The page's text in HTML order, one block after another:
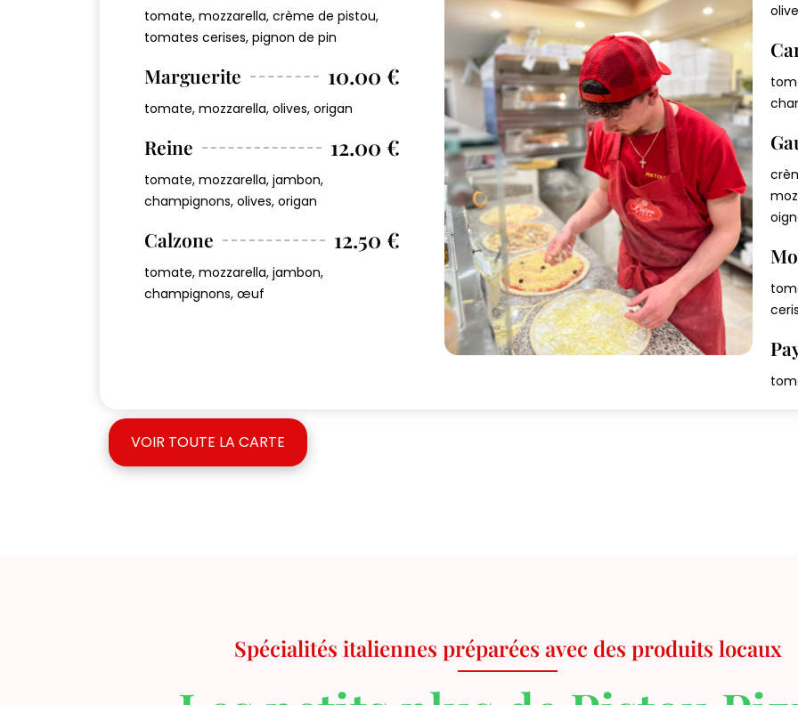
tomate, mozzarella, crème de pistou,
tomates cerises, pignon de pin
Marguerite 10.00 €
tomate, mozzarella, olives, origan
Reine 12.00 €
tomate, mozzarella, jambon,
champignons, olives, origan
Calzone 12.50 €
tomate, mozzarella, jambon,
champignons, œuf
VOIR TOUTE LA CARTE
Spécialités italiennes préparées avec des produits locaux